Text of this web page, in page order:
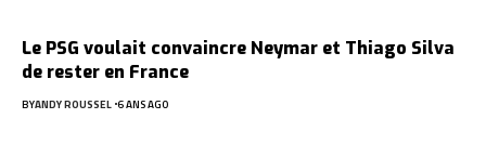
Le PSG voulait convaincre Neymar et Thiago Silva
de rester en France
BYANDY ROUSSEL 6 ANS AGO